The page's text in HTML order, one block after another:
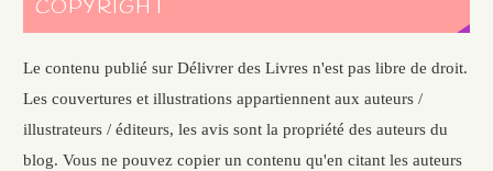
COPYRIGHT
Le contenu publié sur Délivrer des Livres n'est pas libre de droit.
Les couvertures et illustrations appartiennent aux auteurs /
illustrateurs / éditeurs, les avis sont la propriété des auteurs du
blog. Vous ne pouvez copier un contenu qu'en citant les auteurs